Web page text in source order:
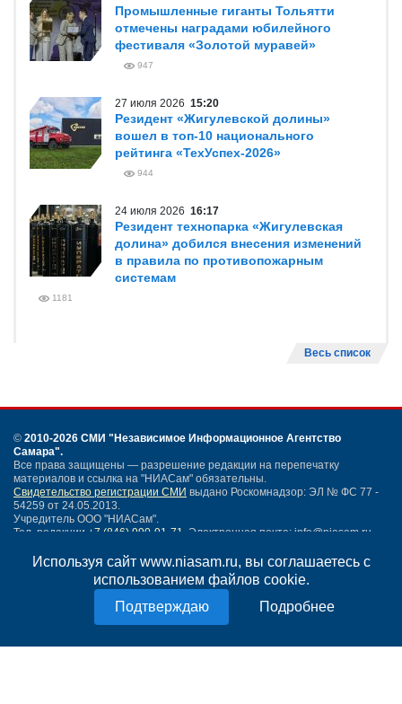
Используя сайт www.niasam.ru, вы соглашаетесь с
использованием файлов cookie.
Подробнее
Промышленные гиганты Тольятти
отмечены наградами юбилейного
фестиваля «Золотой муравей»
947
27 июля 2026 15:20
Резидент «Жигулевской долины»
вошел в топ-10 национального
рейтинга «ТехУспех-2026»
944
24 июля 2026 16:17
Резидент технопарка «Жигулевская
долина» добился внесения изменений
в правила по противопожарным
системам
1181
Весь список
© 2010-2026 СМИ "Независимое Информационное Агентство
Самара".
Все права защищены — разрешение редакции на перепечатку
материалов и ссылка на "НИАСам" обязательны.
Свидетельство регистрации СМИ выдано Роскомнадзор: ЭЛ № ФС 77 -
54259 от 24.05.2013.
Учредитель ООО "НИАСам".
Тел. редакции +7 (846) 990-91-71. Электронная почта: info@niasam.ru
Написать письмо
Политика конфиденциальности
18+